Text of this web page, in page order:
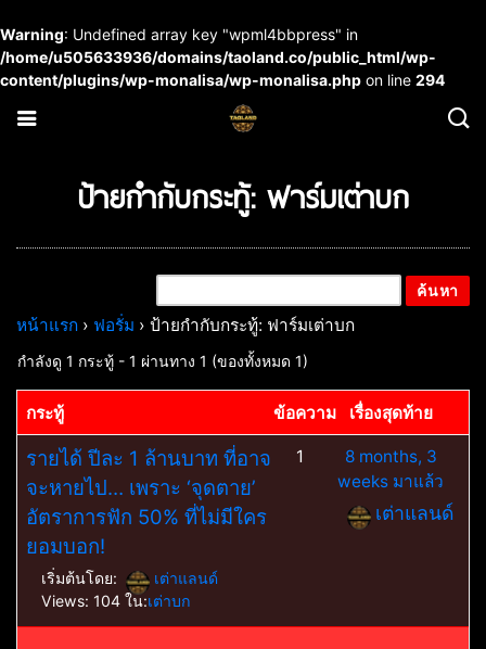
Warning: Undefined array key "wpml4bbpress" in
/home/u505633936/domains/taoland.co/public_html/wp-
content/plugins/wp-monalisa/wp-monalisa.php on line 294
ป้ายกำกับกระทู้: ฟาร์มเต่าบก
หน้าแรก › ฟอรั่ม › ป้ายกำกับกระทู้: ฟาร์มเต่าบก
กำลังดู 1 กระทู้ - 1 ผ่านทาง 1 (ของทั้งหมด 1)
กระทู้ ข้อความ เรื่องสุดท้าย
รายได้ ปีละ 1 ล้านบาท ที่อาจ
จะหายไป… เพราะ ‘จุดตาย’
อัตราการฟัก 50% ที่ไม่มีใคร
ยอมบอก!
เริ่มต้นโดย:
เต่าแลนด์
Views: 104 ใน:เต่าบก
1
8 months, 3
weeks มาแล้ว
เต่าแลนด์